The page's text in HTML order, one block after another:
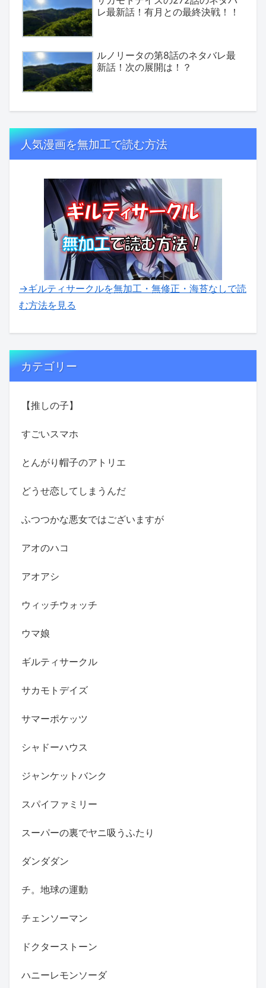
レ最新話！有月との最終決戦！！
ルノリータの第8話のネタバレ最
新話！次の展開は！？
人気漫画を無加工で読む方法
→ギルティサークルを無加工・無修正・海苔なしで読
む方法を見る
カテゴリー
【推しの子】
すごいスマホ
とんがり帽子のアトリエ
どうせ恋してしまうんだ
ふつつかな悪女ではございますが
アオのハコ
アオアシ
ウィッチウォッチ
ウマ娘
ギルティサークル
サカモトデイズ
サマーポケッツ
シャドーハウス
ジャンケットバンク
スパイファミリー
スーパーの裏でヤニ吸うふたり
ダンダダン
チ。地球の運動
チェンソーマン
ドクターストーン
ハニーレモンソーダ